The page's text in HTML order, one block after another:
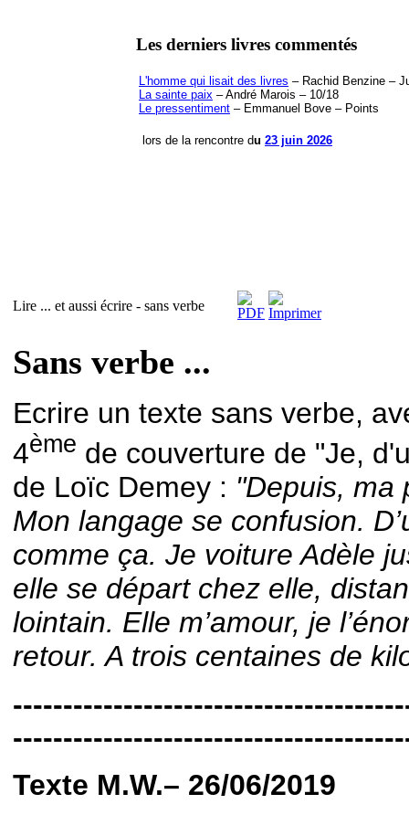
Les derniers livres commentés
L'homme qui lisait des livres – Rachid Benzine –
La sainte paix – André Marois – 10/18
Le pressentiment – Emmanuel Bove – Points
lors de la rencontre du 23 juin 2026
Lire ... et aussi écrire - sans verbe
Sans verbe ...
Ecrire un texte sans verbe,
4ème de couverture de "Je,
de Loïc Demey : "Depuis, ma
Mon langage se confusion.
comme ça. Je voiture Adèle
elle se départ chez elle,
lointain. Elle m’amour, je
retour. A trois centaines de
Texte M.W.– 26/06/2019